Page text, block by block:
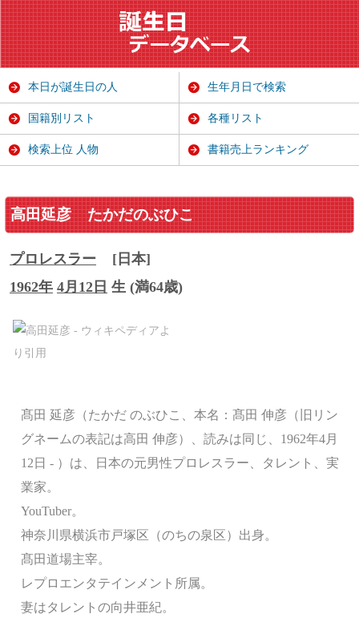
高田延彦 たかだのぶひこ
プロレスラー
[日本]
1962年 4月12日 生 (満64歳)
髙田 延彦（たかだ のぶひこ、本名：髙田 伸彦（旧リン
グネームの表記は高田 伸彦）、読みは同じ、1962年4月
12日 - ）は、日本の元男性プロレスラー、タレント、実
業家。
YouTuber。
神奈川県横浜市戸塚区（のちの泉区）出身。
髙田道場主宰。
レプロエンタテインメント所属。
妻はタレントの向井亜紀。
本日が誕生日の人 生年月日で検索
国籍別リスト 各種リスト
検索上位 人物 書籍売上ランキング